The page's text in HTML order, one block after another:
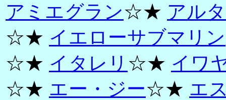
アミエグラン☆★ アル
☆★ イエローサブマリン
☆★ イタレリ ☆★ イワ
☆★ エー・ジー☆★ エ